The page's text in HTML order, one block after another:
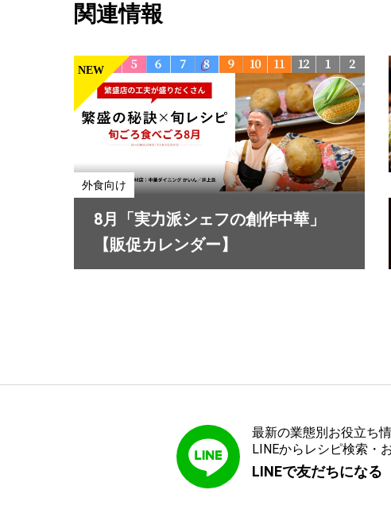
関連情報
外食向け
8月「実力派シェフの創作中華」
【販促カレンダー】
NEW
最新の業態別お役立ち
LINEからレシピ検索・
LINEで友だちになる